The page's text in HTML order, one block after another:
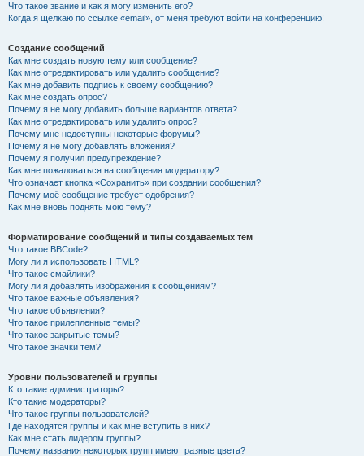
Что такое звание и как я могу изменить его?
Когда я щёлкаю по ссылке «email», от меня требуют войти на конференцию!
Создание сообщений
Как мне создать новую тему или сообщение?
Как мне отредактировать или удалить сообщение?
Как мне добавить подпись к своему сообщению?
Как мне создать опрос?
Почему я не могу добавить больше вариантов ответа?
Как мне отредактировать или удалить опрос?
Почему мне недоступны некоторые форумы?
Почему я не могу добавлять вложения?
Почему я получил предупреждение?
Как мне пожаловаться на сообщения модератору?
Что означает кнопка «Сохранить» при создании сообщения?
Почему моё сообщение требует одобрения?
Как мне вновь поднять мою тему?
Форматирование сообщений и типы создаваемых тем
Что такое BBCode?
Могу ли я использовать HTML?
Что такое смайлики?
Могу ли я добавлять изображения к сообщениям?
Что такое важные объявления?
Что такое объявления?
Что такое прилепленные темы?
Что такое закрытые темы?
Что такое значки тем?
Уровни пользователей и группы
Кто такие администраторы?
Кто такие модераторы?
Что такое группы пользователей?
Где находятся группы и как мне вступить в них?
Как мне стать лидером группы?
Почему названия некоторых групп имеют разные цвета?